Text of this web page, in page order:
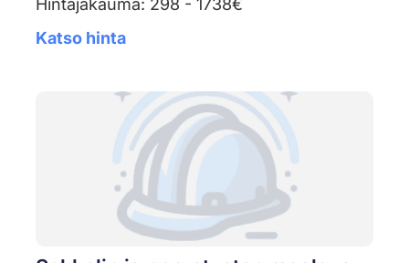
Hintajakauma: 298 - 1738€
Katso hinta